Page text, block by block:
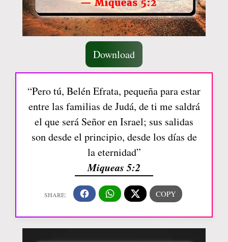
Download
“Pero tú, Belén Efrata, pequeña para estar
entre las familias de Judá, de ti me saldrá
el que será Señor en Israel; sus salidas
son desde el principio, desde los días de
la eternidad”
Miqueas 5:2